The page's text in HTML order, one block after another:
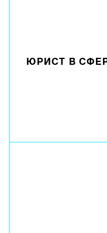
ЮРИСТ В